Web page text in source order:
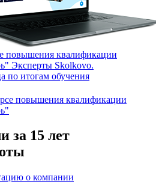
повышения квалификации
Эксперты Skolkovo.
по итогам обучения
за 15 лет
о компании